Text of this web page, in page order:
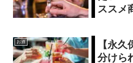
ススメ
お酒
【永
分けら